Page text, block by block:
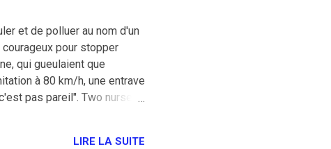
et de polluer au nom d'un
pour stopper
qui gueulaient que
à 80 km/h, une entrave
pas pareil". Two nurses,
LIRE LA SUITE